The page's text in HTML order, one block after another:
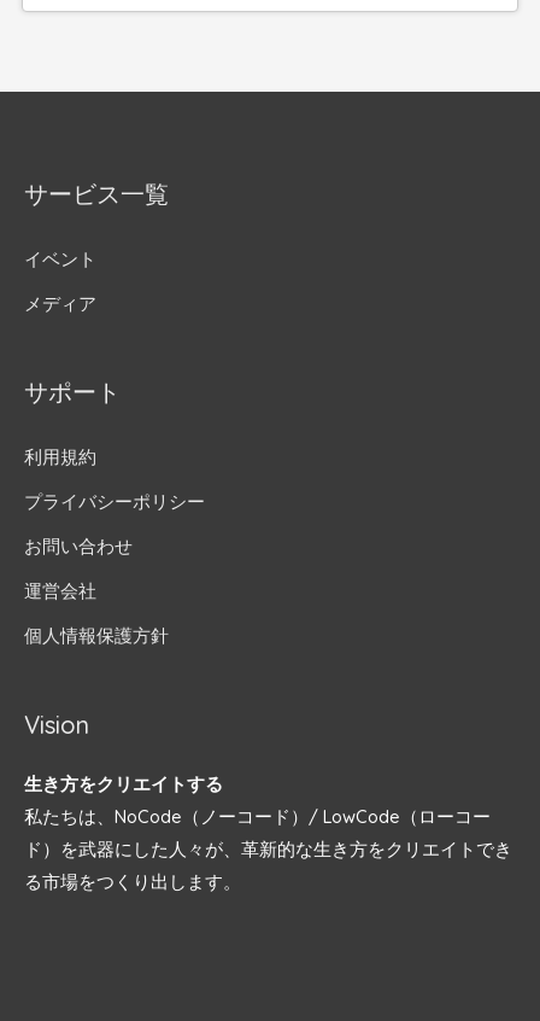
サービス一覧
イベント
メディア
サポート
利用規約
プライバシーポリシー
お問い合わせ
運営会社
個人情報保護方針
Vision
生き方をクリエイトする
私たちは、NoCode（ノーコード）/ LowCode（ローコー
ド）を武器にした人々が、革新的な生き方をクリエイトでき
る市場をつくり出します。